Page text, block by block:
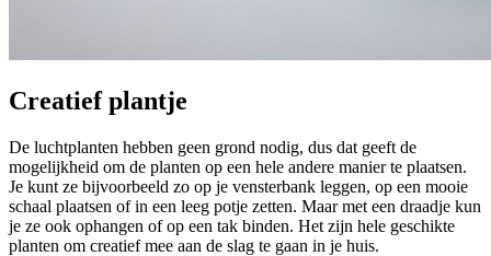
Creatief plantje
De luchtplanten hebben geen grond nodig, dus dat geeft de
mogelijkheid om de planten op een hele andere manier te plaatsen.
Je kunt ze bijvoorbeeld zo op je vensterbank leggen, op een mooie
schaal plaatsen of in een leeg potje zetten. Maar met een draadje kun
je ze ook ophangen of op een tak binden. Het zijn hele geschikte
planten om creatief mee aan de slag te gaan in je huis.